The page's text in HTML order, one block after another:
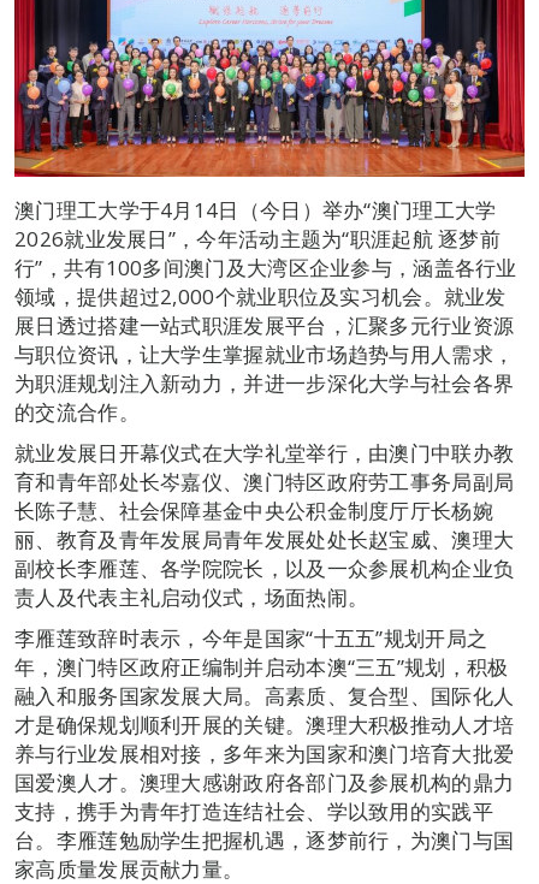
澳门理工大学于4月14日（今日）举办“澳门理工大学
2026就业发展日”，今年活动主题为“职涯起航 逐梦前
行”，共有100多间澳门及大湾区企业参与，涵盖各行业
领域，提供超过2,000个就业职位及实习机会。就业发
展日透过搭建一站式职涯发展平台，汇聚多元行业资源
与职位资讯，让大学生掌握就业市场趋势与用人需求，
为职涯规划注入新动力，并进一步深化大学与社会各界
的交流合作。
就业发展日开幕仪式在大学礼堂举行，由澳门中联办教
育和青年部处长岑嘉仪、澳门特区政府劳工事务局副局
长陈子慧、社会保障基金中央公积金制度厅厅长杨婉
丽、教育及青年发展局青年发展处处长赵宝威、澳理大
副校长李雁莲、各学院院长，以及一众参展机构企业负
责人及代表主礼启动仪式，场面热闹。
李雁莲致辞时表示，今年是国家“十五五”规划开局之
年，澳门特区政府正编制并启动本澳“三五”规划，积极
融入和服务国家发展大局。高素质、复合型、国际化人
才是确保规划顺利开展的关键。澳理大积极推动人才培
养与行业发展相对接，多年来为国家和澳门培育大批爱
国爱澳人才。澳理大感谢政府各部门及参展机构的鼎力
支持，携手为青年打造连结社会、学以致用的实践平
台。李雁莲勉励学生把握机遇，逐梦前行，为澳门与国
家高质量发展贡献力量。